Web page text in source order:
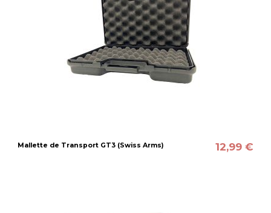
Mallette de Transport GT3 (Swiss Arms) 12,99 €